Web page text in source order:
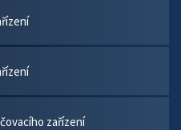
zařízení